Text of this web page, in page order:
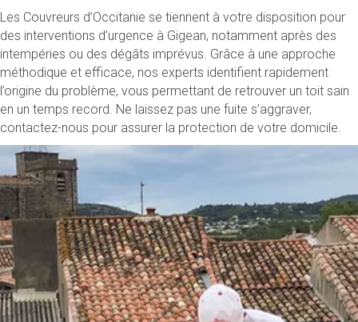
Les Couvreurs d’Occitanie se tiennent à votre disposition pour
des interventions d’urgence à Gigean, notamment après des
intempéries ou des dégâts imprévus. Grâce à une approche
méthodique et efficace, nos experts identifient rapidement
l’origine du problème, vous permettant de retrouver un toit sain
en un temps record. Ne laissez pas une fuite s’aggraver,
contactez-nous pour assurer la protection de votre domicile.